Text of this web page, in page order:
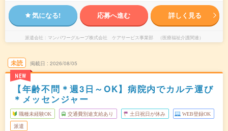
気になる! 応募へ進む 詳しく見る
派遣会社 マンパワーグループ株式会社 ケアサービス事業部 （医療福祉介護関連）
未読
NEW
掲載日 2026/08/05
【年齢不問＊週3日～OK】病院内でカルテ運び
＊メッセンジャー
職種未経験OK 交通費別途支給あり 土日祝日が休み WEB登録OK
派遣